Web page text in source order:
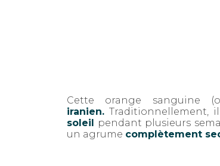
Cette orange sanguine
iranien. Traditionnellement, il
soleil
pendant plusieurs
un agrume complètement